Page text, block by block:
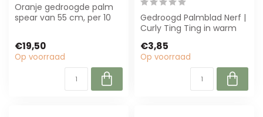
Oranje gedroogde palm
spear van 55 cm, per 10
pe...
€19,50
Op voorraad
Gedroogd Palmblad Nerf |
Curly Ting Ting in warm
bloemisten e...
€3,85
Op voorraad